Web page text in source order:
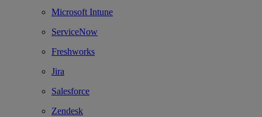
Microsoft Intune
ServiceNow
Freshworks
Jira
Salesforce
Zendesk